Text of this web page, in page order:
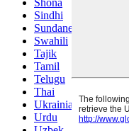
Shona
Sindhi
Sundanese
Swahili
Tajik
Tamil
Telugu
Thai
Ukrainian
Urdu